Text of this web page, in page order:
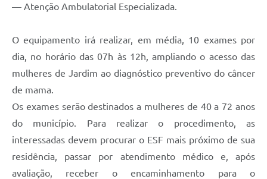
— Atenção Ambulatorial Especializada.
O equipamento irá realizar, em média, 10 exames por
dia, no horário das 07h às 12h, ampliando o acesso das
mulheres de Jardim ao diagnóstico preventivo do câncer
de mama.
Os exames serão destinados a mulheres de 40 a 72 anos
do município. Para realizar o procedimento, as
interessadas devem procurar o ESF mais próximo de sua
residência, passar por atendimento médico e, após
avaliação, receber o encaminhamento para o